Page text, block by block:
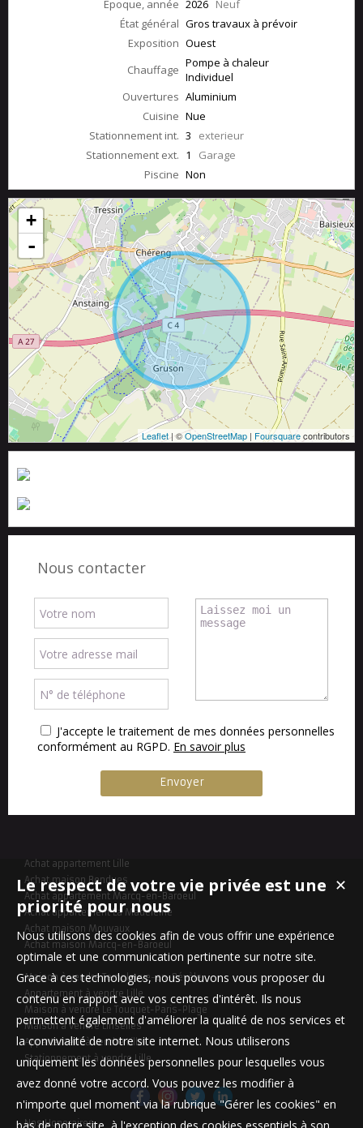
Epoque, année 2026 Neuf
État général Gros travaux à prévoir
Exposition Ouest
Chauffage Pompe à chaleur
Individuel
Ouvertures Aluminium
Cuisine Nue
Stationnement int. 3 exterieur
Stationnement ext. 1 Garage
Piscine Non
+
-
Leaflet| ©OpenStreetMap | Foursquarecontributors
Nous contacter
J'accepte le traitement de mes données personnelles
conformément au RGPD. En savoir plus
Achat appartement Lille
Achat maison Bondues
Achat appartement Marcq-en-Baroeul
Achat appartement La Madeleine
Achat maison Mouvaux
Achat maison Marcq-en-Baroeul
Maison à vendre Templeuve-en-Pévèle
Appartement à vendre Lille
Maison à vendre Le Touquet-Paris-Plage
Maison à vendre Linselles
Appartement à vendre Lille
Stationnement à vendre Lille
Nos Honoraires
✕
Le respect de votre vie privée est une
priorité pour nous
Nous utilisons des cookies afin de vous offrir une expérience
optimale et une communication pertinente sur notre site.
Grace à ces technologies, nous pouvons vous proposer du
contenu en rapport avec vos centres d'intérêt. Ils nous
permettent également d'améliorer la qualité de nos services et
la convivialité de notre site internet. Nous utiliserons
uniquement les données personnelles pour lesquelles vous
avez donné votre accord. Vous pouvez les modifier à
n'importe quel moment via la rubrique "Gérer les cookies" en